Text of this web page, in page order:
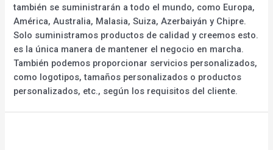
también se suministrarán a todo el mundo, como Europa,
América, Australia, Malasia, Suiza, Azerbaiyán y Chipre.
Solo suministramos productos de calidad y creemos esto.
es la única manera de mantener el negocio en marcha.
También podemos proporcionar servicios personalizados,
como logotipos, tamaños personalizados o productos
personalizados, etc., según los requisitos del cliente.